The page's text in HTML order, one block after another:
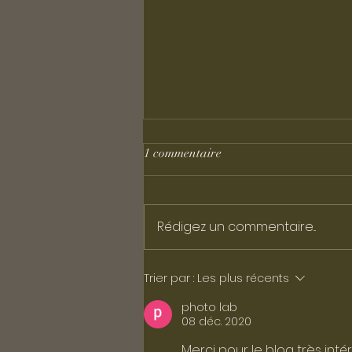
Comment faire financer une
formation photo par le CPF ou
le FAFCEA ?
1 commentaire
Rédigez un commentaire...
Trier par : Les plus récents
photo lab
08 déc. 2020